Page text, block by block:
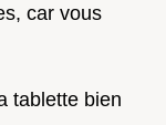
car vous
tablette bien